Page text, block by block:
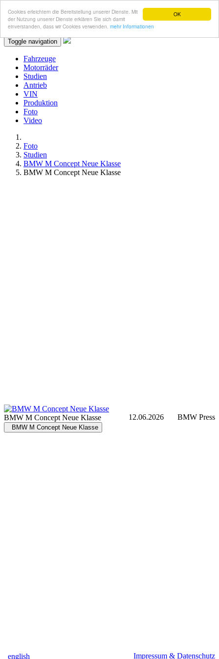
OK
Cookies erleichtern die Bereitstellung unserer Dienste. Mit
der Nutzung unserer Dienste erklären Sie sich damit
einverstanden, dass wir Cookies verwenden. mehr Informationen
Toggle navigation
Fahrzeuge
Motorräder
Studien
Antrieb
VIN
Produktion
Foto
Video
Foto
Studien
BMW M Concept Neue Klasse
BMW M Concept Neue Klasse
BMW M Concept Neue Klasse 12.06.2026 BMW Press
BMW M Concept Neue Klasse
english Impressum & Datenschutz